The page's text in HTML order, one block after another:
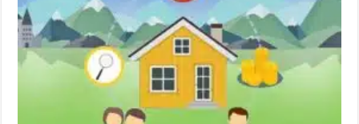
zahlt
was
und
wie
kommen
Sie
an
Traumhaus?